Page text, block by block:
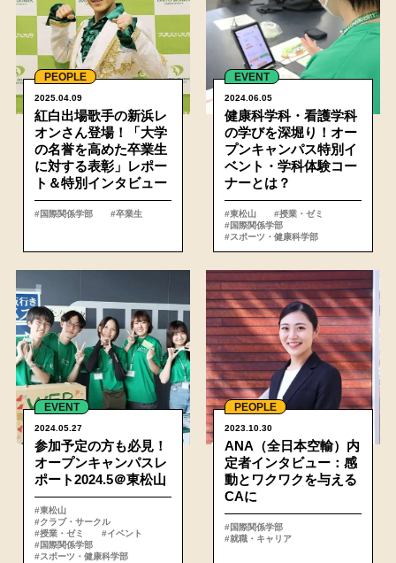
PEOPLE
2025.04.09
紅白出場歌手の新浜レ
オンさん登場！「大学
の名誉を高めた卒業生
に対する表彰」レポー
ト＆特別インタビュー
#国際関係学部 #卒業生
EVENT
2024.06.05
健康科学科・看護学科
の学びを深堀り！オー
プンキャンパス特別イ
ベント・学科体験コー
ナーとは？
#東松山
#授業・ゼミ
#国際関係学部
#スポーツ・健康科学部
EVENT
2024.05.27
参加予定の方も必見！
オープンキャンパスレ
ポート2024.5＠東松山
#東松山
#クラブ・サークル
#授業・ゼミ
#イベント
#国際関係学部
#スポーツ・健康科学部
詳細
PEOPLE
2023.10.30
ANA（全日本空輸）内
定者インタビュー：感
動とワクワクを与える
CAに
#国際関係学部
#就職・キャリア